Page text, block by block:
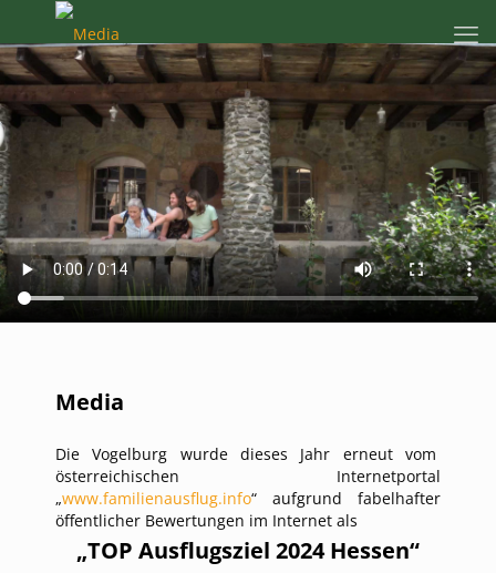
Media
Die Vogelburg wurde dieses Jahr erneut vom
österreichischen Internetportal
„www.familienausflug.info“ aufgrund fabelhafter
öffentlicher Bewertungen im Internet als
„TOP Ausflugsziel 2024 Hessen“